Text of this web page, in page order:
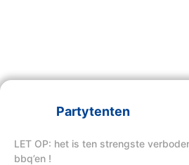
Partytenten
LET OP: het is ten strengste
bbq’en !